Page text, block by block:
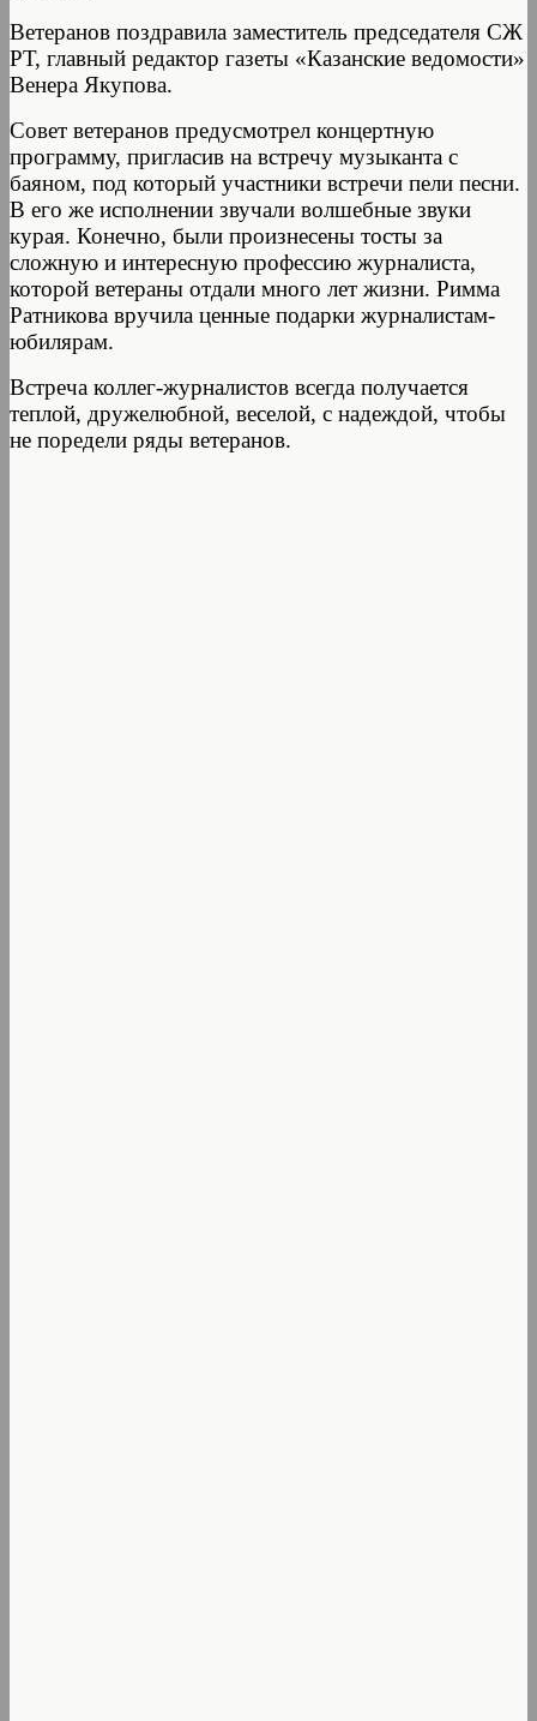
Ветеранов поздравила заместитель председателя СЖ
РТ, главный редактор газеты «Казанские ведомости»
Венера Якупова.
Совет ветеранов предусмотрел концертную
программу, пригласив на встречу музыканта с
баяном, под который участники встречи пели песни.
В его же исполнении звучали волшебные звуки
курая. Конечно, были произнесены тосты за
сложную и интересную профессию журналиста,
которой ветераны отдали много лет жизни. Римма
Ратникова вручила ценные подарки журналистам-
юбилярам.
Встреча коллег-журналистов всегда получается
теплой, дружелюбной, веселой, с надеждой, чтобы
не поредели ряды ветеранов.